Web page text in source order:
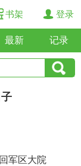
书架 登录
最新 记录
军区大院